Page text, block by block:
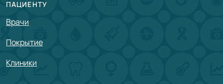
ПАЦИЕНТУ
Врачи
Покрытие
Клиники